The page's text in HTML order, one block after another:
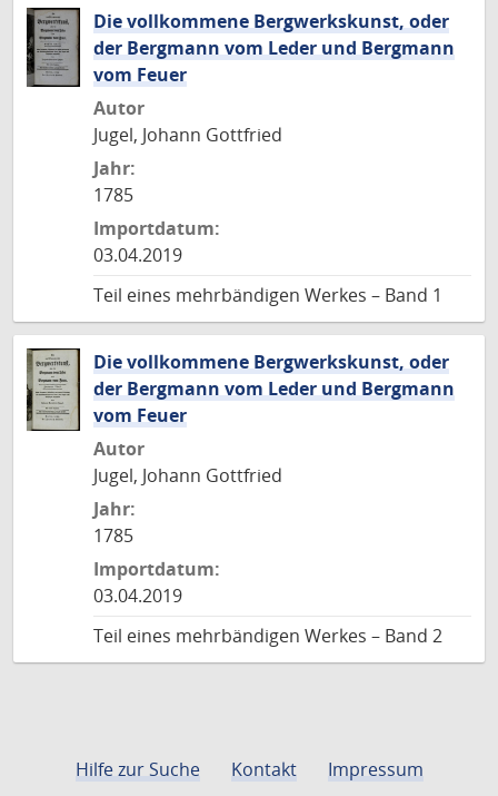
Die vollkommene Bergwerkskunst, oder
der Bergmann vom Leder und Bergmann
vom Feuer
Autor
Jugel, Johann Gottfried
Jahr:
1785
Importdatum:
03.04.2019
Teil eines mehrbändigen Werkes – Band 1
Die vollkommene Bergwerkskunst, oder
der Bergmann vom Leder und Bergmann
vom Feuer
Autor
Jugel, Johann Gottfried
Jahr:
1785
Importdatum:
03.04.2019
Teil eines mehrbändigen Werkes – Band 2
Hilfe zur Suche Kontakt
Impressum